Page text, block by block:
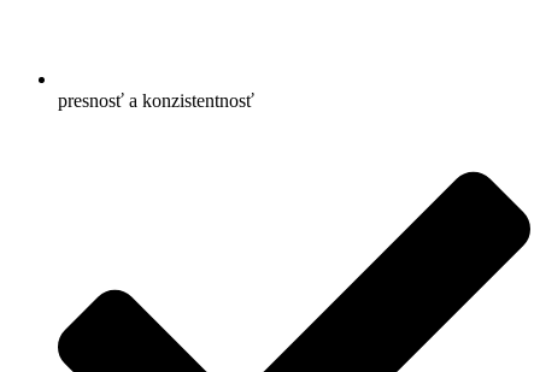
presnosť a konzistentnosť